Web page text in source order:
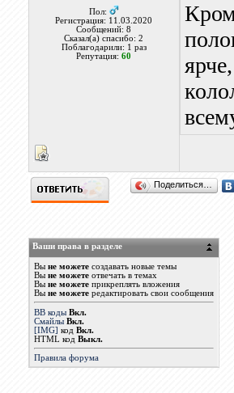
Пол:
Регистрация: 11.03.2020
Сообщений: 8
Сказал(а) спасибо: 2
Поблагодарили: 1 раз
Репутация:60
Поделиться…
Ваши права в разделе
Вы не можетесоздавать новые темы
Вы не можетеотвечать в темах
Вы не можетеприкреплять вложения
Вы не можетередактировать свои сообщения
BB коды Вкл.
Смайлы Вкл.
[IMG] код Вкл.
HTML код Выкл.
Правила форума